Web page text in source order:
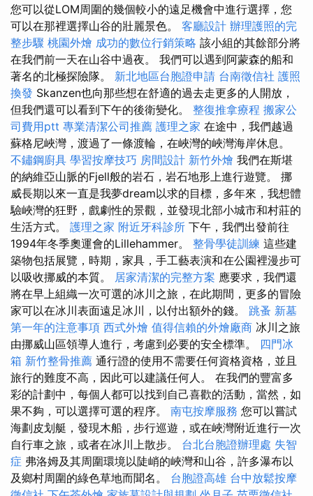
您可以從LOM周圍的幾個較小的遠足機會中進行選擇，您
可以在那裡選擇山谷的壯麗景色。 客廳設計 辦理護照的完
整步驟 桃園外燴 成功的數位行銷策略 該小組的其餘部分將
在我們前一天在山谷中過夜。 我們可以遇到阿蒙森的船和
著名的北極探險隊。 新北地區台胞證申請 台南徵信社 護照
換發 Skanzen也向那些想在舒適的過去走更多的人開放，
但我們還可以看到下午的後衛變化。 整復推拿療程 搬家公
司費用ptt 專業清潔公司推薦 護理之家 在途中，我們越過
蘇格尼峽灣，渡過了一條渡輪，在峽灣的峽灣海岸休息。
不鏽鋼廚具 學習按摩技巧 房間設計 新竹外燴 我們在斯堪
的納維亞山脈的Fjell般的岩石，岩石地形上進行遊覽。 挪
威長期以來一直是我夢dream以求的目標，多年來，我想體
驗峽灣的狂野，戲劇性的景觀，並發現北部小城市和村莊的
生活方式。 護理之家 附近牙科診所 下午，我們出發前往
1994年冬季奧運會的Lillehammer。 整骨學徒訓練 這些建
築物包括展覽，時期，家具，手工藝表演和在公園裡漫步可
以吸收挪威的本質。 居家清潔的完整方案 應要求，我們還
將在早上組織一次可選的冰川之旅，在此期間，更多的冒險
家可以在冰川表面遠足冰川，以付出額外的錢。 跳蚤 新墓
第一年的注意事項 西式外燴 值得信賴的外燴廠商 冰川之旅
由挪威山區領導人進行，考慮到必要的安全標準。 四門冰
箱 新竹整骨推薦 通行證的使用不需要任何資格資格，並且
旅行的難度不高，因此可以建議任何人。 在我們的豐富多
彩的計劃中，每個人都可以找到自己喜歡的活動，當然，如
果不夠，可以選擇可選的程序。 南屯按摩服務 您可以嘗試
海劃皮划艇，發現木船，步行巡遊，或在峽灣附近進行一次
自行車之旅，或者在冰川上散步。 台北台胞證辦理處 失智
症 弗洛姆及其周圍環境以陡峭的峽灣和山谷，許多瀑布以
及鄉村周圍的綠色草地而聞名。 台胞證高雄 台中放鬆按摩